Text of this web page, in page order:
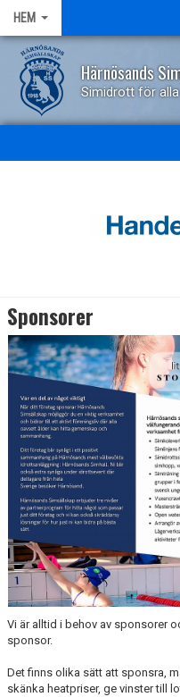
HEM
Härnösands
Simidrott för alla
STYRELSEN
KOMMITTÉER
SPONSOR
PROFIL- OCH
ENGAGEMANG I KLUBBEN
KONTAKT
KALENDER
BILDGALLERI
DOKUMENT
TRÄNARE
Sponsorer
Vi är alltid i behov av sponsorer
sponsor.
Det finns olika sätt att sponsra,
skänka heatpriser, ge vinster till